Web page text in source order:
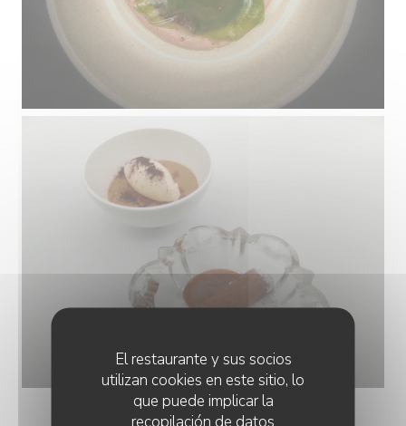
El restaurante y sus socios
utilizan cookies en este sitio, lo
que puede implicar la
recopilación de datos